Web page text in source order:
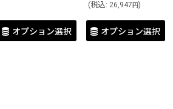
オプション選択
(税込: 26,947円)
オプション選択